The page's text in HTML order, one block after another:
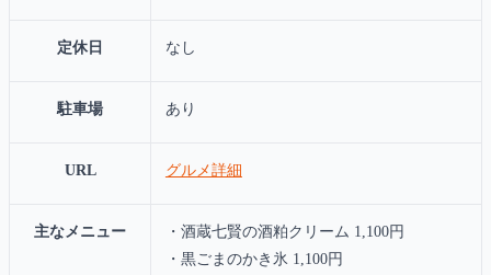
定休日 なし
駐車場 あり
URL グルメ詳細
主なメニュー
・酒蔵七賢の酒粕クリーム 1,100円
・黒ごまのかき氷 1,100円